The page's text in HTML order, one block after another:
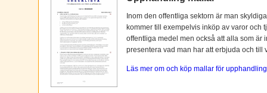
Inom den offentliga sektorn är man
kommer till exempelvis inköp av varor och
offentliga medel men också att alla som är
presentera vad man har att erbjuda och till
Läs mer om och köp mallar för